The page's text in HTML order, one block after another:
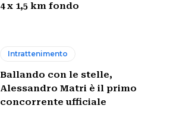
4 x 1,5 km fondo
Intrattenimento
Ballando con le stelle,
Alessandro Matri è il primo
concorrente ufficiale